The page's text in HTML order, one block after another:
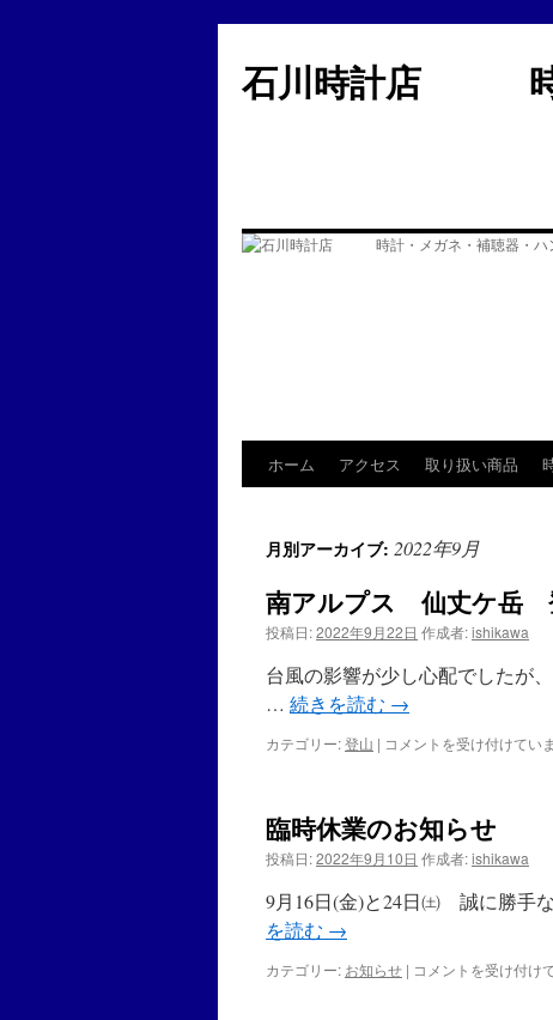
テ
ン
プ
石川時計店 時
ホーム アクセス 取り扱い商品
月別アーカイブ: 2022年9月
南アルプス 仙丈ケ岳
投稿日:2022年9月22日 作成者:ishikawa
台風の影響が少し心配でしたが
… 続きを読む →
カテゴリー:登山 | 南
ス
仙
丈
ケ
岳
て
コメントを受け付けてい
臨時休業のお知らせ
投稿日:2022年9月10日 作成者:ishikawa
9月16日(金)と24日㈯ 誠に勝手
を読む →
カテゴリー: お知らせ | 臨
コメントを受け付け